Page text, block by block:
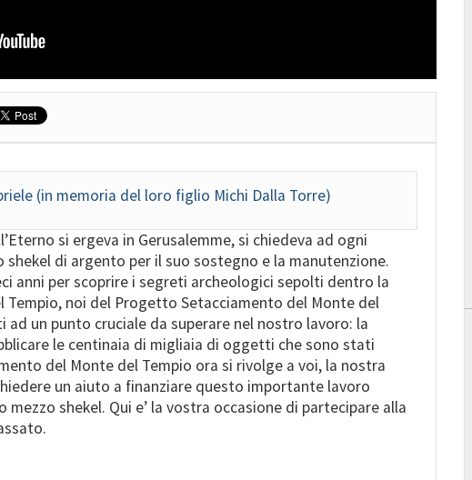
(in memoria del loro figlio Michi Dalla Torre)
si ergeva in Gerusalemme, si chiedeva ad ogni
di argento per il suo sostegno e la manutenzione.
anni per scoprire i segreti archeologici sepolti dentro la
Tempio, noi del Progetto Setacciamento del Monte del
ad un punto cruciale da superare nel nostro lavoro: la
le centinaia di migliaia di oggetti che sono stati
del Monte del Tempio ora si rivolge a voi, la nostra
un aiuto a finanziare questo importante lavoro
shekel. Qui e’ la vostra occasione di partecipare alla